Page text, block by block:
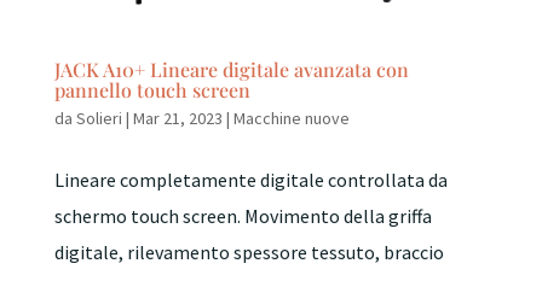
JACK A10+ Lineare digitale avanzata con
pannello touch screen
da Solieri | Mar 21, 2023 | Macchine nuove
Lineare completamente digitale controllata da
schermo touch screen. Movimento della griffa
digitale, rilevamento spessore tessuto, braccio